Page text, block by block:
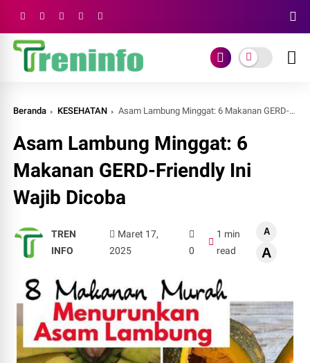
Beranda KESEHATAN Asam Lambung Minggat: 6 Makanan GERD-Friendly Ini Wajib Dicoba
Asam Lambung Minggat: 6
Makanan GERD-Friendly Ini
Wajib Dicoba
TREN
INFO
Maret 17,
2025
0
1 min
read
A
A